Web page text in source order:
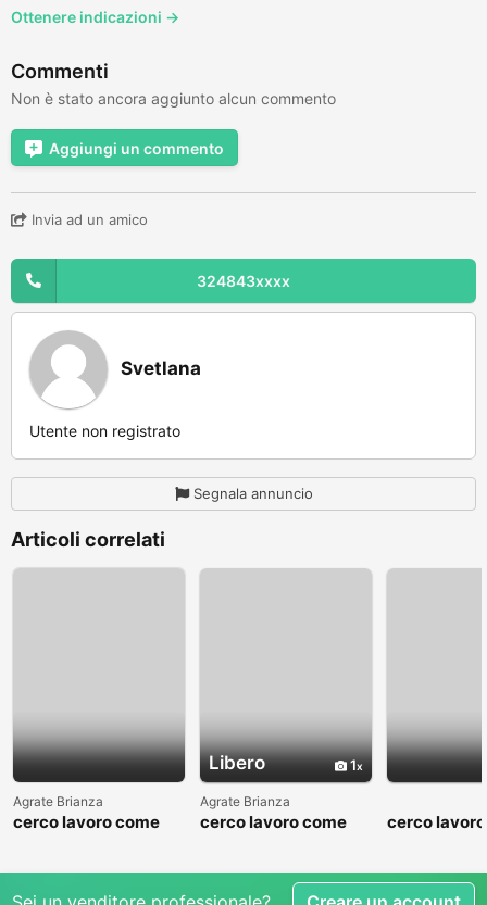
Ottenere indicazioni →
Commenti
Non è stato ancora aggiunto alcun commento
Aggiungi un commento
Invia ad un amico
324843xxxx
Svetlana
Utente non registrato
Segnala annuncio
Articoli correlati
Agrate Brianza
cerco lavoro come
Libero 1
Agrate Brianza
cerco lavoro come
cerco